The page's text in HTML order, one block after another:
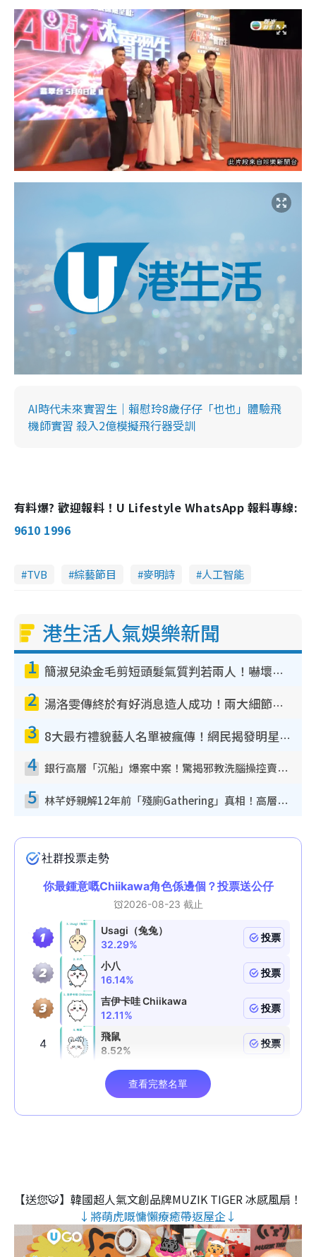
AI時代未來實習生｜賴慰玲8歲仔仔「也也」體驗飛
機師實習 殺入2億模擬飛行器受訓
有料爆? 歡迎報料！U Lifestyle WhatsApp 報料專線:
9610 1996
TVB 綜藝節目 麥明詩 人工智能
港生活人氣娛樂新聞
1 簡淑兒染金毛剪短頭髮氣質判若兩人！嚇壞老公麥大力都認唔出：「你做咩事？」
2 湯洛雯傳終於有好消息造人成功！兩大細節曝孕味極濃惹猜測：大肚婆先會咁！
3 8大最冇禮貌藝人名單被瘋傳！網民揭發明星真面目 一致數臭呢位係無品天花板？
4 銀行高層「沉船」爆案中案！驚揭邪教洗腦操控賣淫被吞600萬 幕後黑手講多錯多
5 林芊妤親解12年前「殘廁Gathering」真相！高層解約一句話重創尊嚴至今拒返TVB
【送您🐯】韓國超人氣文創品牌MUZIK TIGER 冰感風扇！
↓將萌虎嘅慵懶療癒帶返屋企↓